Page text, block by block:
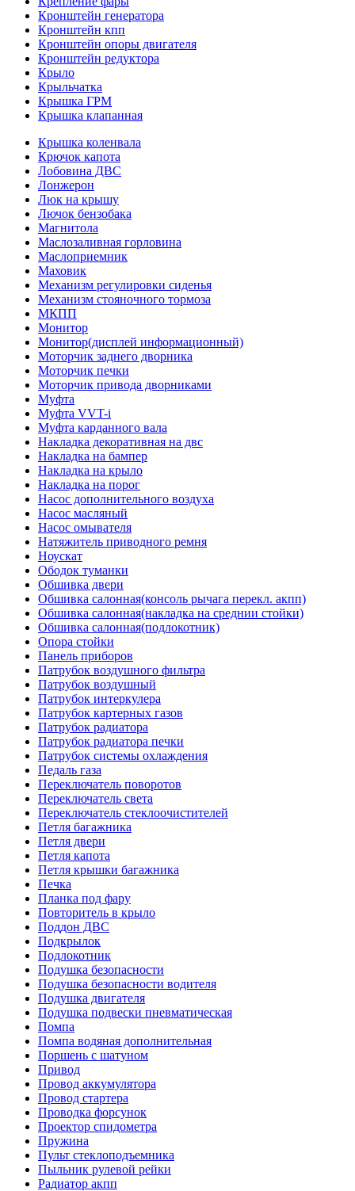
Кронштейн генератора
Кронштейн кпп
Кронштейн опоры двигателя
Кронштейн редуктора
Крыло
Крыльчатка
Крышка ГРМ
Крышка клапанная
Крышка коленвала
Крючок капота
Лобовина ДВС
Лонжерон
Люк на крышу
Лючок бензобака
Магнитола
Маслозаливная горловина
Маслоприемник
Маховик
Механизм регулировки сиденья
Механизм стояночного тормоза
МКПП
Монитор
Монитор(дисплей информационный)
Моторчик заднего дворника
Моторчик печки
Моторчик привода дворниками
Муфта
Муфта VVT-i
Муфта карданного вала
Накладка декоративная на двс
Накладка на бампер
Накладка на крыло
Накладка на порог
Насос дополнительного воздуха
Насос масляный
Насос омывателя
Натяжитель приводного ремня
Ноускат
Ободок туманки
Обшивка двери
Обшивка салонная(консоль рычага перекл. акпп)
Обшивка салонная(накладка на среднии стойки)
Обшивка салонная(подлокотник)
Опора стойки
Панель приборов
Патрубок воздушного фильтра
Патрубок воздушный
Патрубок интеркулера
Патрубок картерных газов
Патрубок радиатора
Патрубок радиатора печки
Патрубок системы охлаждения
Педаль газа
Переключатель поворотов
Переключатель света
Переключатель стеклоочистителей
Петля багажника
Петля двери
Петля капота
Петля крышки багажника
Печка
Планка под фару
Повторитель в крыло
Поддон ДВС
Подкрылок
Подлокотник
Подушка безопасности
Подушка безопасности водителя
Подушка двигателя
Подушка подвески пневматическая
Помпа
Помпа водяная дополнительная
Поршень с шатуном
Привод
Провод аккумулятора
Провод стартера
Проводка форсунок
Проектор спидометра
Пружина
Пульт стеклоподъемника
Пыльник рулевой рейки
Радиатор акпп